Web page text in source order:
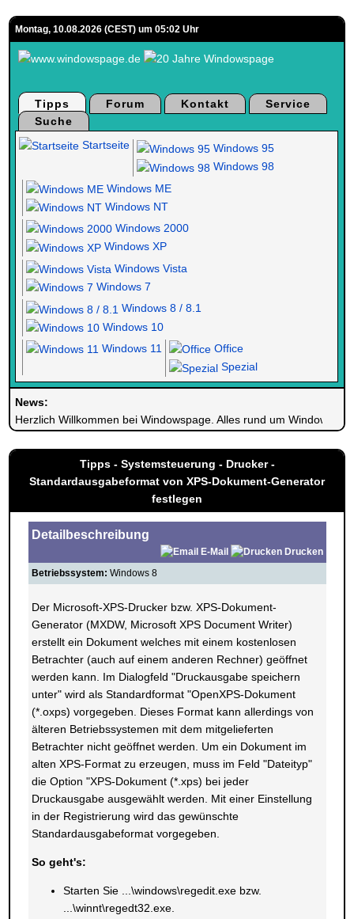
Montag, 10.08.2026 (CEST) um 05:02 Uhr
Tipps Forum Kontakt
Service
Suche
Startseite
Windows 95
Windows 98
Windows ME
Windows NT
Windows 2000
Windows XP
Windows Vista
Windows 7
Windows 8 / 8.1
Windows 10
Windows 11
Office
Spezial
News:
Herzlich Willkommen bei Windowspage. Alles rund um Windows.
Tipps - Systemsteuerung - Drucker -
Standardausgabeformat von XPS-Dokument-Generator
festlegen
Detailbeschreibung
E-Mail
Drucken
Betriebssystem: Windows 8
Der Microsoft-XPS-Drucker bzw. XPS-Dokument-
Generator (MXDW, Microsoft XPS Document Writer)
erstellt ein Dokument welches mit einem kostenlosen
Betrachter (auch auf einem anderen Rechner) geöffnet
werden kann. Im Dialogfeld "Druckausgabe speichern
unter" wird als Standardformat "OpenXPS-Dokument
(*.oxps) vorgegeben. Dieses Format kann allerdings von
älteren Betriebssystemen mit dem mitgelieferten
Betrachter nicht geöffnet werden. Um ein Dokument im
alten XPS-Format zu erzeugen, muss im Feld "Dateityp"
die Option "XPS-Dokument (*.xps) bei jeder
Druckausgabe ausgewählt werden. Mit einer Einstellung
in der Registrierung wird das gewünschte
Standardausgabeformat vorgegeben.
So geht's:
Starten Sie ...\windows\regedit.exe bzw.
...\winnt\regedt32.exe.